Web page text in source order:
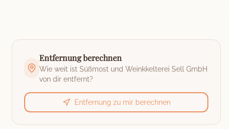
Entfernung berechnen
Wie weit istSüßmost und Weinkkelterei Sell GmbH
von dir entfernt?
Entfernung zu mir berechnen